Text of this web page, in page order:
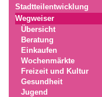
Stadtteilentwicklung
Wegweiser
Übersicht
Beratung
Einkaufen
Wochenmärkte
Freizeit und Kultur
Gesundheit
Jugend